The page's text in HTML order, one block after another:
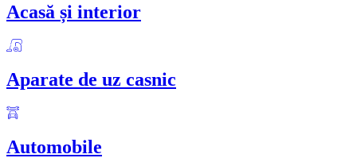
Acasă și interior
Aparate de uz casnic
Automobile